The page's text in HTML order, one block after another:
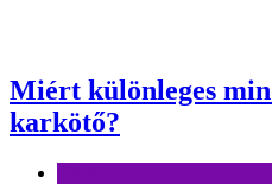
Miért különleges
karkötő?